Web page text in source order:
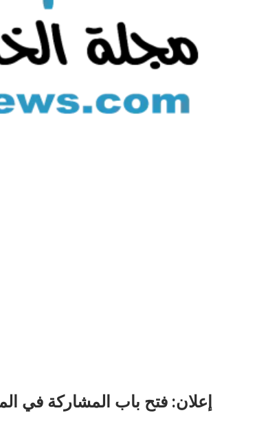
إعلان: فتح باب المشاركة في